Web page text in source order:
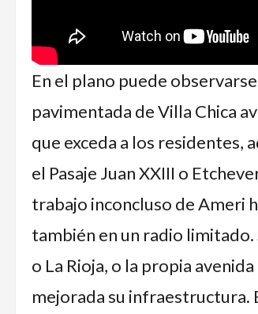
En el plano puede
pavimentada de Villa Chica
que exceda a los residentes,
el Pasaje Juan XXIII o
trabajo inconcluso de Ameri
también en un radio limitado.
o La Rioja, o la propia
mejorada su infraestructura.